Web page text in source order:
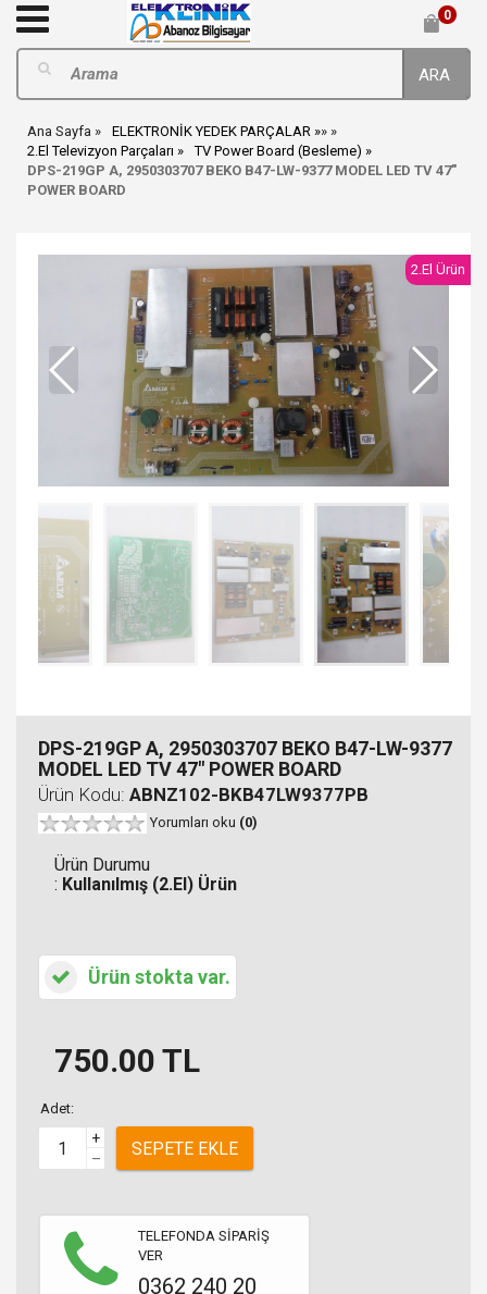
0
ARA
Ana Sayfa ELEKTRONİK YEDEK PARÇALAR
»
2.El Televizyon Parçaları
»
TV Power Board (Besleme)
DPS-219GP A, 2950303707 BEKO B47-LW-9377 MODEL LED TV 47"
POWER BOARD
2.El Ürün
DPS-219GP A, 2950303707 BEKO B47-LW-9377
MODEL LED TV 47" POWER BOARD
Ürün Kodu: ABNZ102-BKB47LW9377PB
Yorumları oku (0)
Ürün Durumu
: Kullanılmış (2.El) Ürün
Ürün stokta var.
750.00 TL
Adet:
+
–
SEPETE EKLE
TELEFONDA SİPARİŞ
VER
0362 240 20